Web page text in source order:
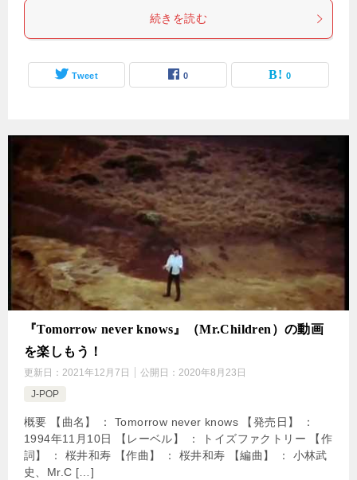
続きを読む
Tweet 0 0
『Tomorrow never knows』（Mr.Children）の動画
を楽しもう！
更新日： 2021年12月7日 公開日： 2020年8月23日
J-POP
概要 【曲名】 ： Tomorrow never knows 【発売日】 ：
1994年11月10日 【レーベル】 ： トイズファクトリー 【作
詞】 ： 桜井和寿 【作曲】 ： 桜井和寿 【編曲】 ： 小林武
史、Mr.C […]